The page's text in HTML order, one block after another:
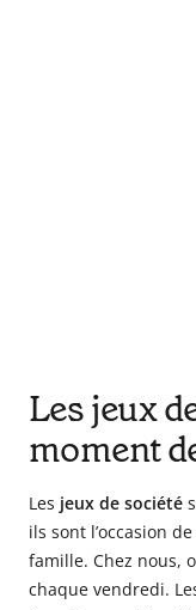
Les jeux
moment
Les jeux de société
ils sont l’occasion
famille. Chez nous,
chaque vendredi.